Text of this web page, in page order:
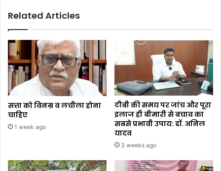
Related Articles
सत्ता को विनम्र व लचीला होना
चाहिए
1 week ago
टीबी की समय पर जांच और पूरा
इलाज ही बीमारी से बचाव का
सबसे प्रभावी उपाय: डॉ. अनिल
यादव
3 weeks ago